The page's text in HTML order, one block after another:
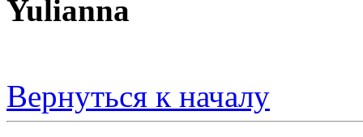
Yulianna
Вернуться к началу